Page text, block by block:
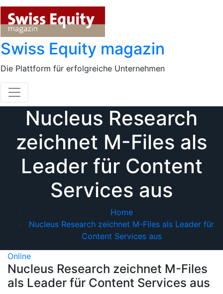
Skip
content
Swiss Equity magazin
Die Plattform für erfolgreiche Unternehmen
Nucleus Research
zeichnet M-Files als
Leader für Content
Services aus
Home
Nucleus Research zeichnet M-Files als Leader für
Content Services aus
Online
Nucleus Research zeichnet M-Files
als Leader für Content Services aus